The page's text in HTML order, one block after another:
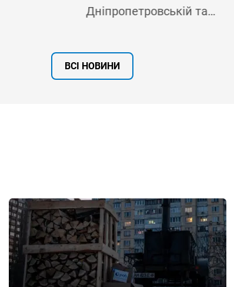
Дніпропетровській та
загинуло 24 особи та понад
300 отримали поранення
ВСІ НОВИНИ